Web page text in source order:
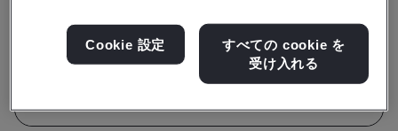
的概念について学びます。
Cookie 設定
すべての cookie を
受け入れる